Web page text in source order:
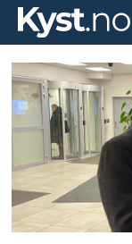
Tag:
brit
hjeltnes